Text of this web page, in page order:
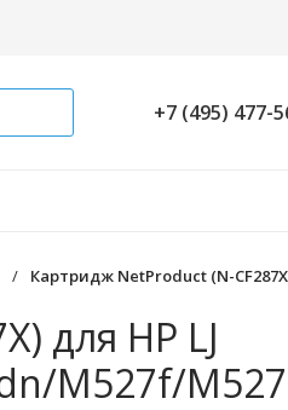
+7 (495) 477-
/ Картридж NetProduct (N-
для HP LJ
M527f/